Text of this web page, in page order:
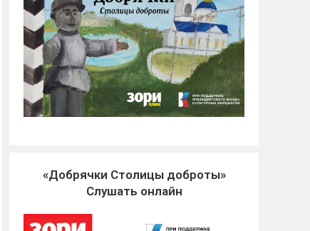
«Добрячки Столицы доброты»
Слушать онлайн